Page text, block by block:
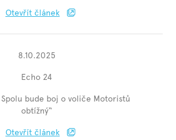
Otevřít článek
8.10.2025
Echo 24
Spolu bude boj o voliče Motoristů
obtížný“
Otevřít článek